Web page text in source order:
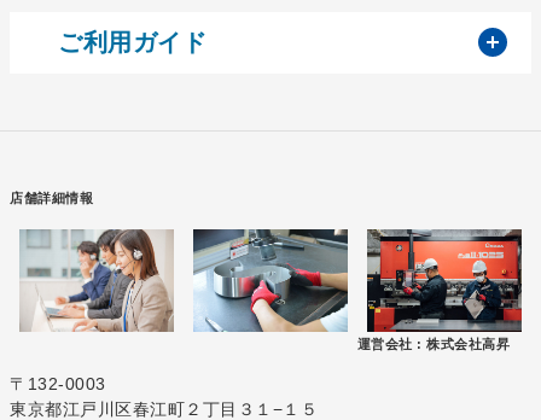
ご利用ガイド
店舗詳細情報
運営会社 : 株式会社高昇
〒132-0003
東京都江戸川区春江町２丁目３１−１５